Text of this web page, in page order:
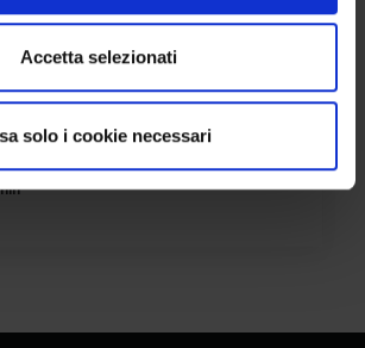
Accetta selezionati
solo i cookie necessari
K. & V. G.P.